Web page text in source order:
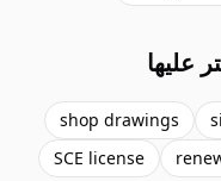
shop drawings
SCE license